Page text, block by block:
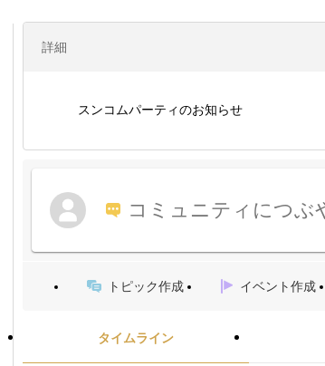
詳細
スンコムパーティのお知らせ
コミュニティにつぶ
トピック作成 イベント作成
タイムライン